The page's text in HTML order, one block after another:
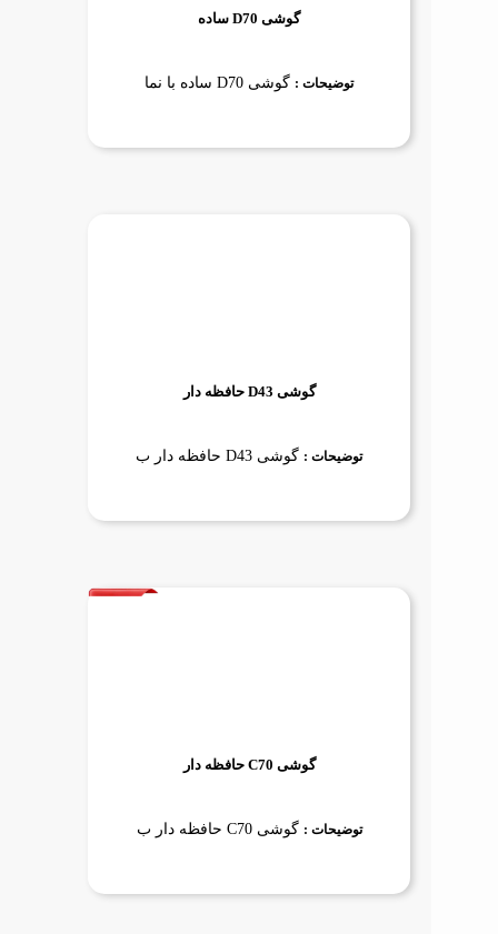
گوشی D70 ساده
توضیحات : گوشی D70 ساده با نما
گوشی D43 حافظه دار
توضیحات : گوشی D43 حافظه دار ب
گوشی C70 حافظه دار
توضیحات : گوشی C70 حافظه دار ب